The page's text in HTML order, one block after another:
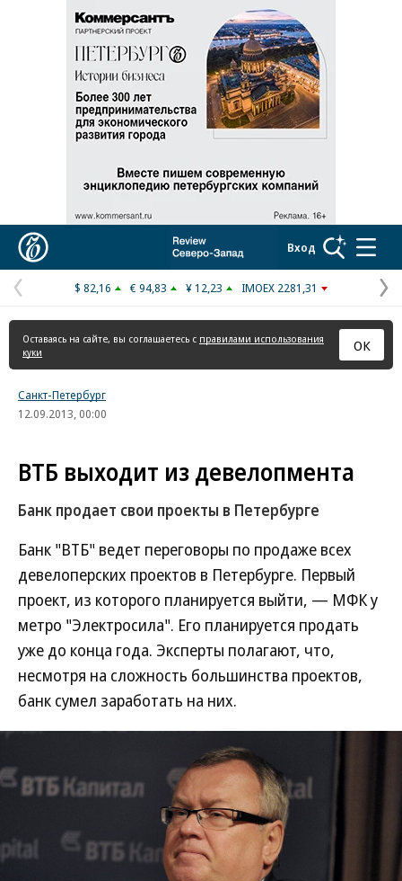
Реклама в «Ъ» www.kommersant.ru/ad
Вход
Предыдущая
страница
$ 82,16 € 94,83 ¥ 12,23 IMOEX 2281,31
Оставаясь на сайте, вы соглашаетесь с правилами использования
куки
ОК
Санкт-Петербург
12.09.2013, 00:00
ВТБ выходит из девелопмента
Банк продает свои проекты в Петербурге
Банк "ВТБ" ведет переговоры по продаже всех
девелоперских проектов в Петербурге. Первый
проект, из которого планируется выйти, — МФК у
метро "Электросила". Его планируется продать
уже до конца года. Эксперты полагают, что,
несмотря на сложность большинства проектов,
банк сумел заработать на них.